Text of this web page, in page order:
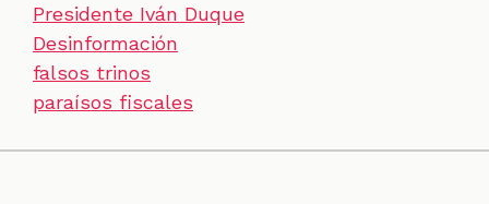
Presidente Iván Duque
Desinformación
falsos trinos
paraísos fiscales